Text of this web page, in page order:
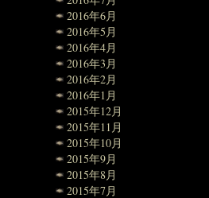
2016年6月
2016年5月
2016年4月
2016年3月
2016年2月
2016年1月
2015年12月
2015年11月
2015年10月
2015年9月
2015年8月
2015年7月